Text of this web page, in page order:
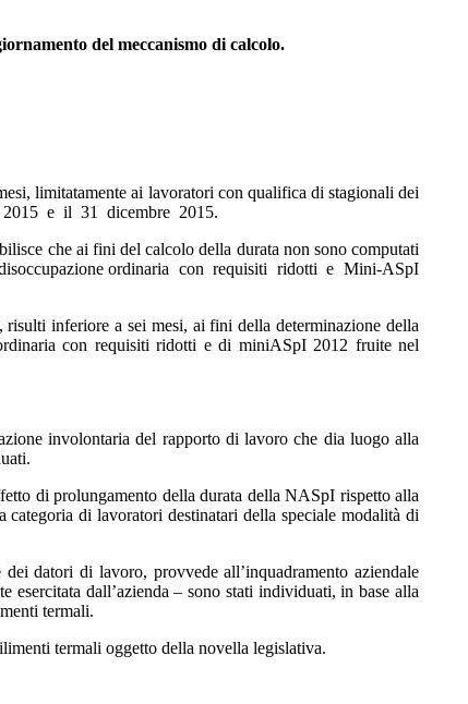
del meccanismo di calcolo.
limitatamente ai lavoratori con qualifica di stagionali dei
2015 e il 31 dicembre 2015.
che ai fini del calcolo della durata non sono computati
ordinaria con requisiti ridotti e Mini-ASpI
inferiore a sei mesi, ai fini della determinazione della
con requisiti ridotti e di miniASpI 2012 fruite nel
involontaria del rapporto di lavoro che dia luogo alla
di prolungamento della durata della NASpI rispetto alla
di lavoratori destinatari della speciale modalità di
datori di lavoro, provvede all’inquadramento aziendale
dall’azienda – sono stati individuati, in base alla
termali.
termali oggetto della novella legislativa.